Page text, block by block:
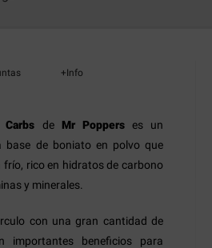
+Info
deMr Popperses un
base de boniato en polvo que
frío, rico en hidratos de carbono
y minerales.
con una gran cantidad de
importantes beneficios para